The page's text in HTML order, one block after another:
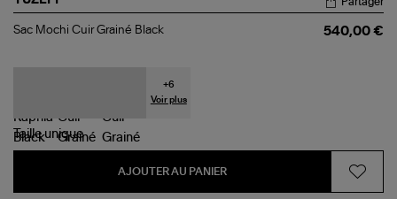
Sac
Partager
Sac Mochi Cuir Grainé Black 540,00 €
+6
Voir plus
Tailleunique
AJOUTER AU PANIER